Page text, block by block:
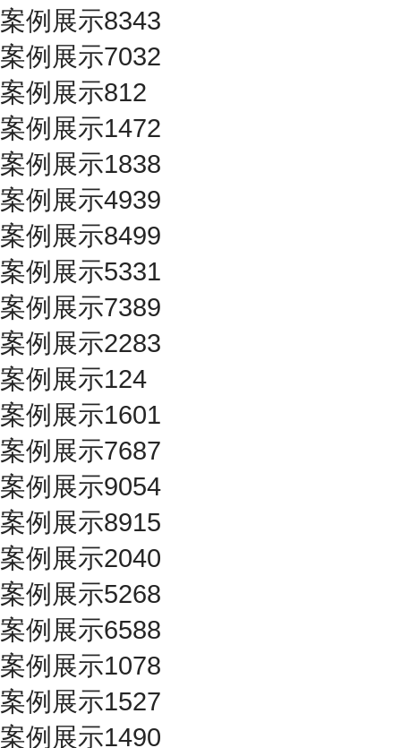
案例展示8343
案例展示7032
案例展示812
案例展示1472
案例展示1838
案例展示4939
案例展示8499
案例展示5331
案例展示7389
案例展示2283
案例展示124
案例展示1601
案例展示7687
案例展示9054
案例展示8915
案例展示2040
案例展示5268
案例展示6588
案例展示1078
案例展示1527
案例展示1490